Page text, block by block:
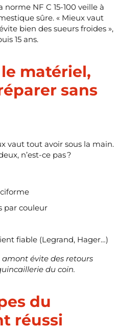
NF C 15-100 veille à
sûre. « Mieux vaut
bien des sueurs froides »,
15 ans.
matériel,
sans
vaut tout avoir sous la main.
n’est-ce pas ?
par couleur
fiable (Legrand, Hager…)
évite des retours
du coin.
du
réussi